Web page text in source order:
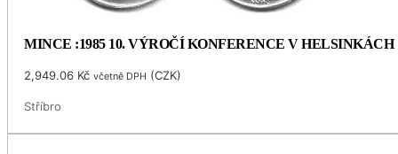
MINCE :1985 10. VÝROČÍ KONFERENCE V HELSINKÁCH
2,949.06 Kč včetně DPH (CZK)
Stříbro